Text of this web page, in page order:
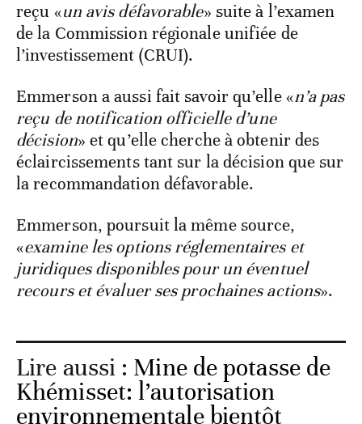
reçu «un avis défavorable» suite à l’examen
de la Commission régionale unifiée de
l’investissement (CRUI).
Emmerson a aussi fait savoir qu’elle «n’a pas
reçu de notification officielle d’une
décision» et qu’elle cherche à obtenir des
éclaircissements tant sur la décision que sur
la recommandation défavorable.
Emmerson, poursuit la même source,
«examine les options réglementaires et
juridiques disponibles pour un éventuel
recours et évaluer ses prochaines actions».
Lire aussi : Mine de potasse de
Khémisset: l’autorisation
environnementale bientôt